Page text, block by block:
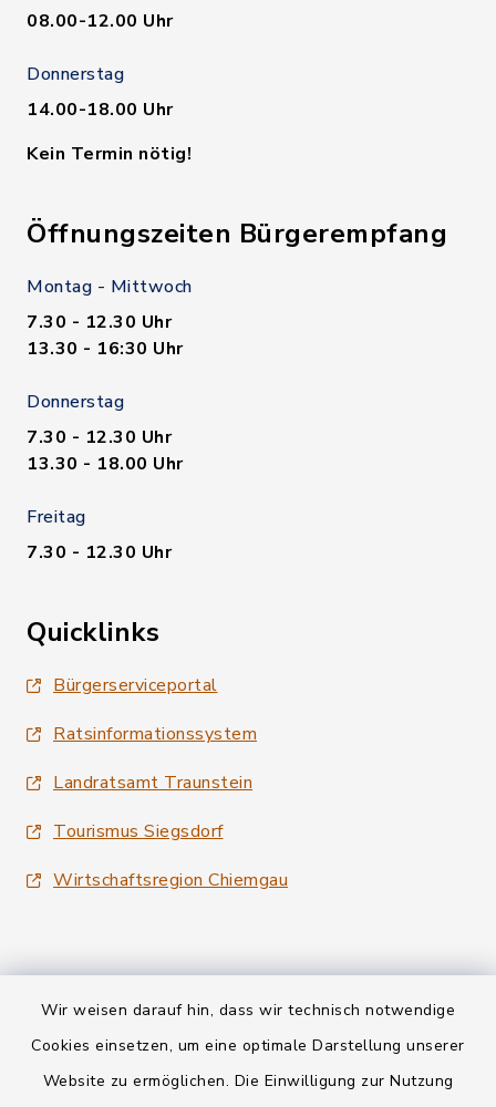
Wir weisen darauf hin, dass wir technisch notwendige
Cookies einsetzen, um eine optimale Darstellung unserer
Website zu ermöglichen. Die Einwilligung zur Nutzung
08.00-12.00 Uhr
Donnerstag
14.00-18.00 Uhr
Kein Termin nötig!
Öffnungszeiten Bürgerempfang
Montag - Mittwoch
7.30 - 12.30 Uhr
13.30 - 16:30 Uhr
Donnerstag
7.30 - 12.30 Uhr
13.30 - 18.00 Uhr
Freitag
7.30 - 12.30 Uhr
Quicklinks
Bürgerserviceportal
Ratsinformationssystem
Landratsamt Traunstein
Tourismus Siegsdorf
Wirtschaftsregion Chiemgau
Kontakt